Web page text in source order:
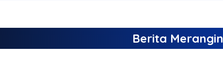
Berita Merangin